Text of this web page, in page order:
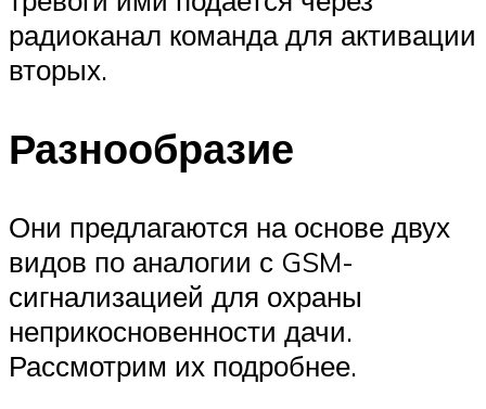
радиоканал команда для активации
вторых.
Разнообразие
Они предлагаются на основе двух
видов по аналогии с GSM-
сигнализацией для охраны
неприкосновенности дачи.
Рассмотрим их подробнее.